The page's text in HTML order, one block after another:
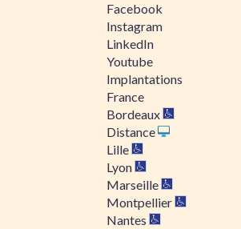
Facebook
Instagram
LinkedIn
Youtube
Implantations
France
Bordeaux
Distance
Lille
Lyon
Marseille
Montpellier
Nantes